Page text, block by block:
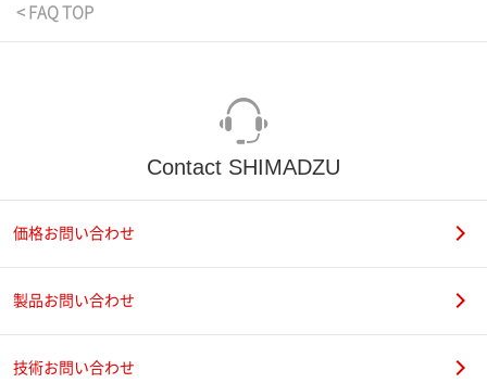
< FAQ TOP
Contact SHIMADZU
価格お問い合わせ
製品お問い合わせ
技術お問い合わせ